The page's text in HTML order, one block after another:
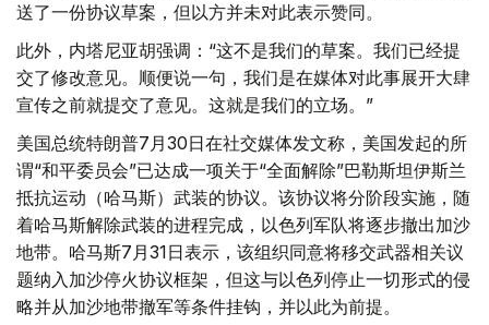
送了一份协议草案，但以方并未对此表示赞同。
此外，内塔尼亚胡强调：“这不是我们的草案。我们已经提
交了修改意见。顺便说一句，我们是在媒体对此事展开大肆
宣传之前就提交了意见。这就是我们的立场。”
美国总统特朗普7月30日在社交媒体发文称，美国发起的所
谓“和平委员会”已达成一项关于“全面解除”巴勒斯坦伊斯兰
抵抗运动（哈马斯）武装的协议。该协议将分阶段实施，随
着哈马斯解除武装的进程完成，以色列军队将逐步撤出加沙
地带。哈马斯7月31日表示，该组织同意将移交武器相关议
题纳入加沙停火协议框架，但这与以色列停止一切形式的侵
略并从加沙地带撤军等条件挂钩，并以此为前提。